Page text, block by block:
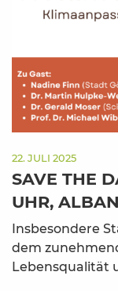
22. JULI 2025
SAVE THE
UHR,
Insbesondere
dem
Lebensqualität